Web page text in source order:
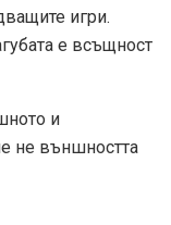
игри.
е всъщност
и
не външността